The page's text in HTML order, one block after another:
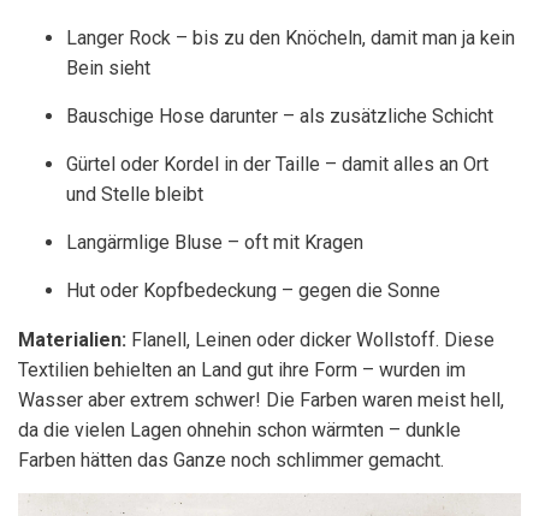
Langer Rock – bis zu den Knöcheln, damit man ja kein
Bein sieht
Bauschige Hose darunter – als zusätzliche Schicht
Gürtel oder Kordel in der Taille – damit alles an Ort
und Stelle bleibt
Langärmlige Bluse – oft mit Kragen
Hut oder Kopfbedeckung – gegen die Sonne
Materialien: Flanell, Leinen oder dicker Wollstoff. Diese
Textilien behielten an Land gut ihre Form – wurden im
Wasser aber extrem schwer! Die Farben waren meist hell,
da die vielen Lagen ohnehin schon wärmten – dunkle
Farben hätten das Ganze noch schlimmer gemacht.